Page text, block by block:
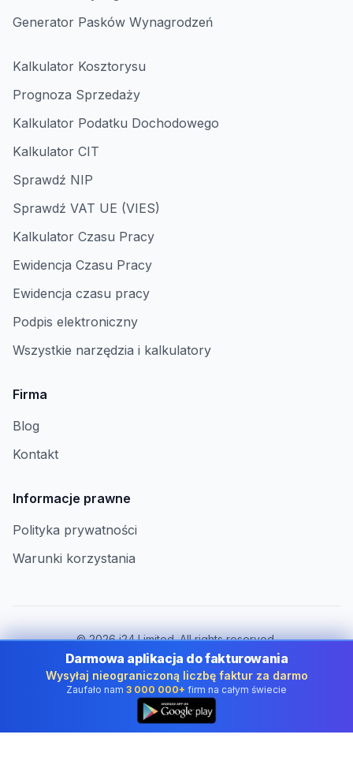
Generator Pasków Wynagrodzeń
Kalkulator Kosztorysu
Prognoza Sprzedaży
Kalkulator Podatku Dochodowego
Kalkulator CIT
Sprawdź NIP
Sprawdź VAT UE (VIES)
Kalkulator Czasu Pracy
Ewidencja Czasu Pracy
Ewidencja czasu pracy
Podpis elektroniczny
Wszystkie narzędzia i kalkulatory
Firma
Blog
Kontakt
Informacje prawne
Polityka prywatności
Warunki korzystania
©2026i24 Limited. All rights reserved.
Dla firm w Poland
Zmień kraj:
Poland
Darmowa aplikacja do fakturowania
Wysyłaj nieograniczoną liczbę faktur za darmo
Zaufało nam 3 000 000+ firm na całym świecie